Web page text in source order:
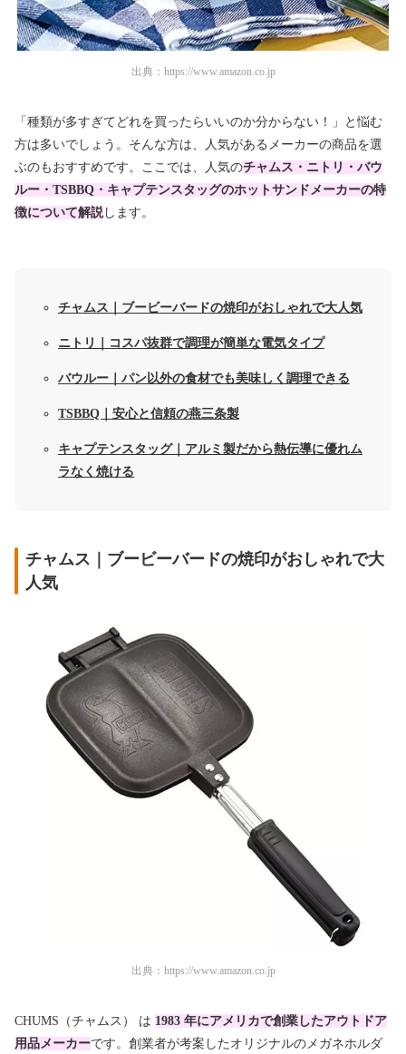
出典： https://www.amazon.co.jp
「種類が多すぎてどれを買ったらいいのか分からない！」と悩む
方は多いでしょう。そんな方は、人気があるメーカーの商品を選
ぶのもおすすめです。ここでは、人気のチャムス・ニトリ・バウ
ルー・TSBBQ・キャプテンスタッグのホットサンドメーカーの特
徴について解説します。
チャムス｜ブービーバードの焼印がおしゃれで大人気
ニトリ｜コスパ抜群で調理が簡単な電気タイプ
バウルー｜パン以外の食材でも美味しく調理できる
TSBBQ｜安心と信頼の燕三条製
キャプテンスタッグ｜アルミ製だから熱伝導に優れム
ラなく焼ける
チャムス｜ブービーバードの焼印がおしゃれで大
人気
出典： https://www.amazon.co.jp
CHUMS（チャムス） は 1983 年にアメリカで創業したアウトドア
用品メーカーです。創業者が考案したオリジナルのメガネホルダ